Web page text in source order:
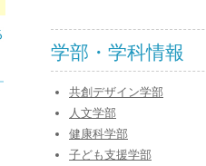
学部・学科情報
共創デザイン学部
人文学部
健康科学部
子ども支援学部